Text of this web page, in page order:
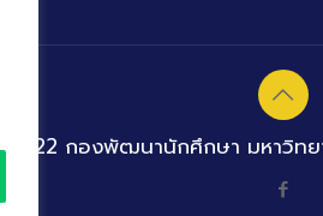
กองพัฒนานักศึกษา มหาวิทย